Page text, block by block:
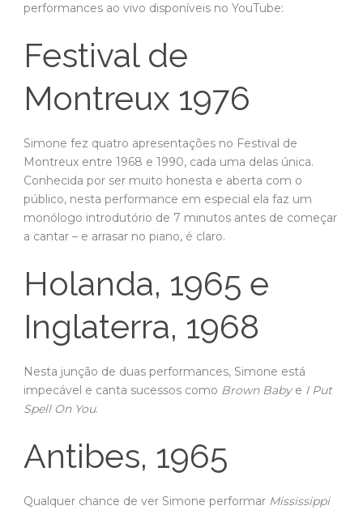
performances ao vivo disponíveis no YouTube:
Festival de
Montreux 1976
Simone fez quatro apresentações no Festival de
Montreux entre 1968 e 1990, cada uma delas única.
Conhecida por ser muito honesta e aberta com o
público, nesta performance em especial ela faz um
monólogo introdutório de 7 minutos antes de começar
a cantar – e arrasar no piano, é claro.
Holanda, 1965 e
Inglaterra, 1968
Nesta junção de duas performances, Simone está
impecável e canta sucessos como Brown Babye I Put
Spell On You.
Antibes, 1965
Qualquer chance de ver Simone performar Mississippi